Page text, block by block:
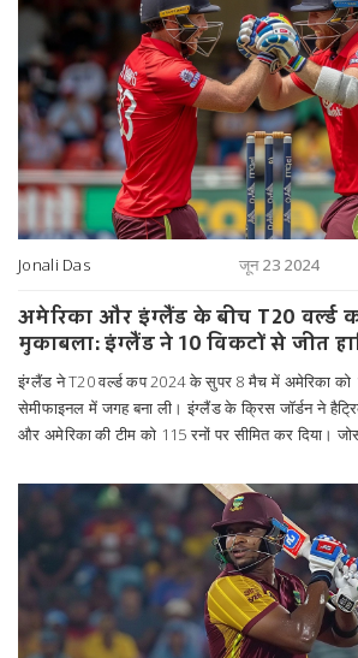
Jonali Das जून 23 2024
अमेरिका और इंग्लैंड के बीच T20 वर्ल्ड
मुकाबला: इंग्लैंड ने 10 विकटों से जीत
सेमीफाइनल में बनाई जगह
इंग्लैंड ने T20 वर्ल्ड कप 2024 के सुपर 8 मैच में अमेरिका को
सेमीफाइनल में जगह बना ली। इंग्लैंड के क्रिस जॉर्डन ने
और अमेरिका की टीम को 115 रनों पर सीमित कर दिया।
तारीफ की।